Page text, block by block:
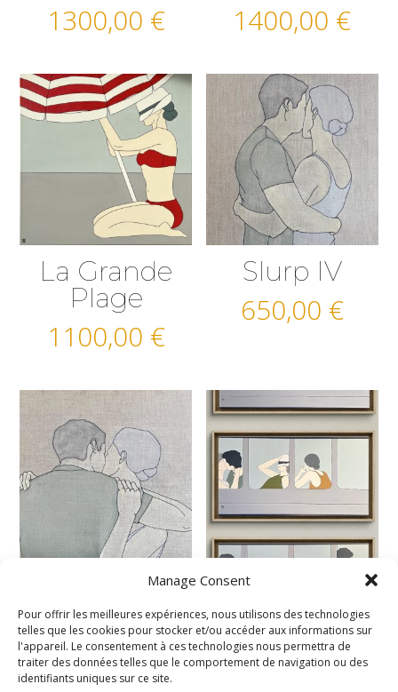
Manage Consent
Pour offrir les meilleures expériences, nous utilisons des technologies
telles que les cookies pour stocker et/ou accéder aux informations sur
l'appareil. Le consentement à ces technologies nous permettra de
traiter des données telles que le comportement de navigation ou des
identifiants uniques sur ce site.
1300,00 € 1400,00 €
La Grande
Plage
1100,00 €
Slurp IV
650,00 €
Slurp II
650,00€
Triptyque
Passagers
2500,00€